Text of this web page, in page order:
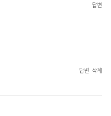
답변
답변 삭제